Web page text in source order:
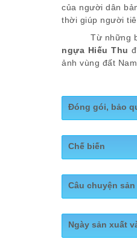
của người dân
thời giúp người
Từ những
ngựa Hiếu Thu
ảnh vùng đất
Đóng gói, bảo
1. Quy cách
thương hiệu
Khối lượng
sản phẩm).
Sau khi hoàn
phẩm và kéo
Sản phẩm
Chế biến
Câu chuyện sản
Ngày sản xuất